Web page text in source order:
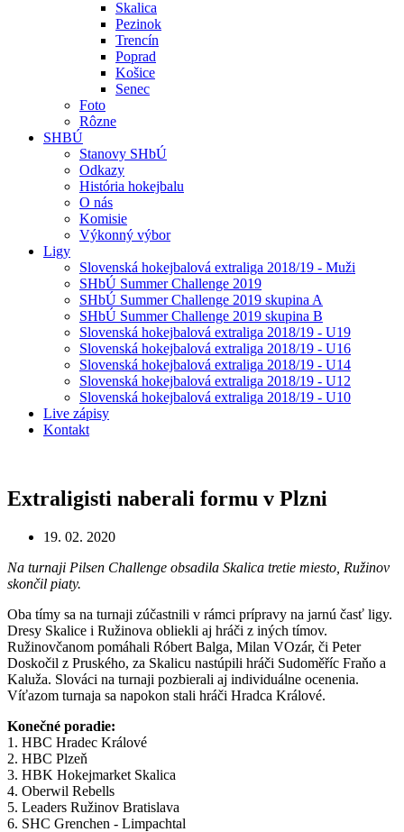
Skalica
Pezinok
Trencín
Poprad
Košice
Senec
Foto
Rôzne
SHBÚ
Stanovy SHbÚ
Odkazy
História hokejbalu
O nás
Komisie
Výkonný výbor
Ligy
Slovenská hokejbalová extraliga 2018/19 - Muži
SHbÚ Summer Challenge 2019
SHbÚ Summer Challenge 2019 skupina A
SHbÚ Summer Challenge 2019 skupina B
Slovenská hokejbalová extraliga 2018/19 - U19
Slovenská hokejbalová extraliga 2018/19 - U16
Slovenská hokejbalová extraliga 2018/19 - U14
Slovenská hokejbalová extraliga 2018/19 - U12
Slovenská hokejbalová extraliga 2018/19 - U10
Live zápisy
Kontakt
Extraligisti naberali formu v Plzni
19. 02. 2020
Na turnaji Pilsen Challenge obsadila Skalica tretie miesto, Ružinov
skončil piaty.
Oba tímy sa na turnaji zúčastnili v rámci prípravy na jarnú časť ligy.
Dresy Skalice i Ružinova obliekli aj hráči z iných tímov.
Ružinovčanom pomáhali Róbert Balga, Milan VOzár, či Peter
Doskočil z Pruského, za Skalicu nastúpili hráči Sudoměříc Fraňo a
Kaluža. Slováci na turnaji pozbierali aj individuálne ocenenia.
Víťazom turnaja sa napokon stali hráči Hradca Králové.
Konečné poradie:
1. HBC Hradec Králové
2. HBC Plzeň
3. HBK Hokejmarket Skalica
4. Oberwil Rebells
5. Leaders Ružinov Bratislava
6. SHC Grenchen - Limpachtal